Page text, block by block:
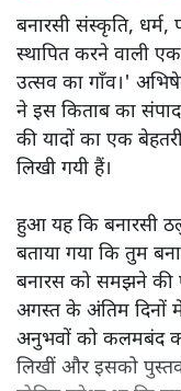
बनारसी संस्कृति,
स्थापित करने वाली
उत्सव का गाँव।'
ने इस किताब का
की यादों का एक
लिखी गयी हैं।
हुआ यह कि बनारसी
बताया गया कि तुम
बनारस को समझने की
अगस्त के अंतिम दिनों
अनुभवों को कलमबंद कर
लिखीं और इसको